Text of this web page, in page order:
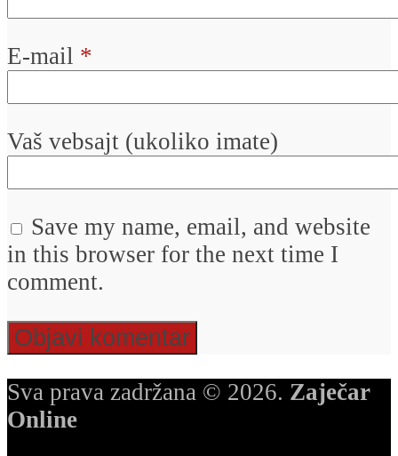
E-mail *
Vaš vebsajt (ukoliko imate)
Save my name, email, and website
in this browser for the next time I
comment.
Sva prava zadržana © 2026. Zaječar
Online